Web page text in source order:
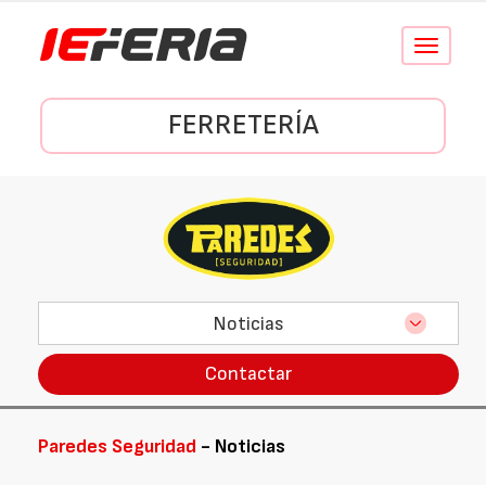
Conmutar
FERRETERÍA
Noticias
Contactar
Paredes Seguridad - Noticias